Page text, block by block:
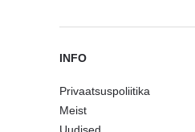
INFO
Privaatsuspoliitika
Meist